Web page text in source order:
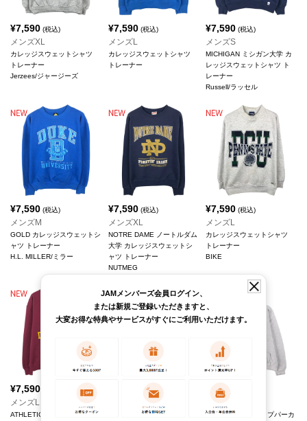
¥7,590 (税込)
メンズXL
カレッジスウェットシャツ
トレーナー
Jerzees/ジャージーズ
¥7,590(税込)
メンズL
カレッジスウェットシャツ
トレーナー
¥7,590 (税込)
メンズS
MICHIGAN ミシガン大学 カ
レッジスウェットシャツ ト
レーナー
Russell/ラッセル
¥7,590 (税込)
メンズM
GOLD カレッジスウェットシ
ャツ トレーナー
H.L. MILLER/ミラー
¥7,590(税込)
メンズXL
NOTRE DAME ノートルダム
大学 カレッジスウェットシ
ャツ トレーナー
NUTMEG
¥7,590 (税込)
メンズL
カレッジスウェットシャツ
トレーナー
BIKE
¥7,590
メンズL
ATHLETIC カレッジスウェッ
(税込)
カレッジスウェットシャツ
7,590
スウェットフルジップパーカ
JAMメンバーズ会員ログイン、
または新規ご登録いただきますと、
大変お得な特典やサービスがすぐにご利用いただけます。